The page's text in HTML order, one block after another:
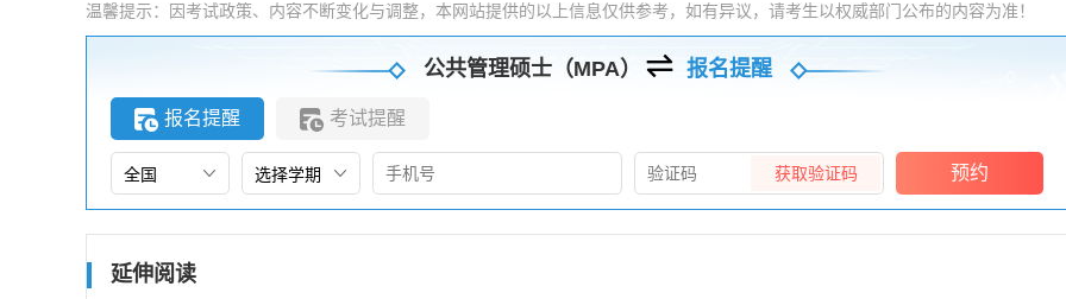
温馨提示：因考试政策、内容不断变化与调整，本网站提供的以上信息仅供参考，如有异议，请考生以权威部门公布的内容为准！
公共管理硕士（MPA） 报名提醒
报名提醒 考试提醒
获取验证码 预约
延伸阅读